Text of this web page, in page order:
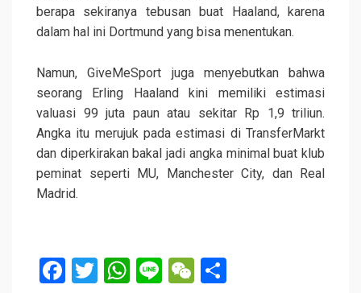
berapa sekiranya tebusan buat Haaland, karena
dalam hal ini Dortmund yang bisa menentukan.
Namun, GiveMeSport juga menyebutkan bahwa
seorang Erling Haaland kini memiliki estimasi
valuasi 99 juta paun atau sekitar Rp 1,9 triliun.
Angka itu merujuk pada estimasi di TransferMarkt
dan diperkirakan bakal jadi angka minimal buat klub
peminat seperti MU, Manchester City, dan Real
Madrid.
F
T
W Li
W